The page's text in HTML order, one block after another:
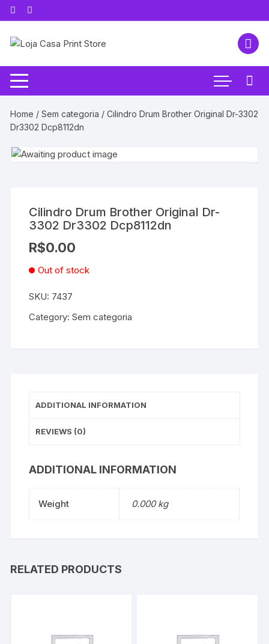
Pular
para
conteúdo
Home /Sem categoria / Cilindro Drum Brother Original Dr-3302
Dr3302 Dcp8112dn
Cilindro Drum Brother Original Dr-
3302 Dr3302 Dcp8112dn
R$0.00
Out of stock
SKU: 7437
Category:Sem categoria
ADDITIONAL INFORMATION
REVIEWS (0)
ADDITIONAL INFORMATION
Weight 0.000 kg
RELATED PRODUCTS